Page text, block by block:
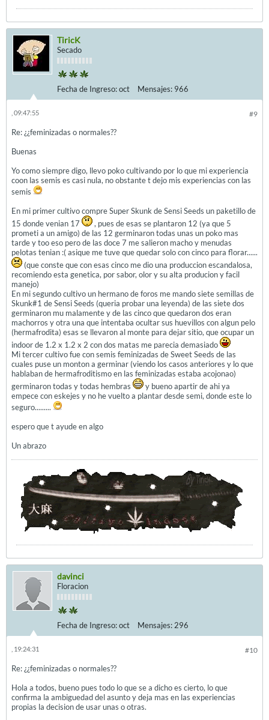
TiricK
Secado
Fecha de Ingreso:oct Mensajes: 966
#9
, 09:47:55
Re: ¿¿feminizadas o normales??
Buenas
Yo como siempre digo, llevo poko cultivando por lo que mi experiencia
coon las semis es casi nula, no obstante t dejo mis experiencias con las
semis
En mi primer cultivo compre Super Skunk de Sensi Seeds un paketillo de
15 donde venian 17
, pues de esas se plantaron 12 (ya que 5
prometi a un amigo) de las 12 germinaron todas unas un poko mas
tarde y too eso pero de las doce 7 me salieron macho y menudas
pelotas tenian :( asique me tuve que quedar solo con cinco para florar......
(que conste que con esas cinco me dio una produccion escandalosa,
recomiendo esta genetica, por sabor, olor y su alta producion y facil
manejo)
En mi segundo cultivo un hermano de foros me mando siete semillas de
Skunk#1 de Sensi Seeds (queria probar una leyenda) de las siete dos
germinaron mu malamente y de las cinco que quedaron dos eran
machorros y otra una que intentaba ocultar sus huevillos con algun pelo
(hermafrodita) esas se llevaron al monte para dejar sitio, que ocupar un
indoor de 1.2 x 1.2 x 2 con dos matas me parecia demasiado
Mi tercer cultivo fue con semis feminizadas de Sweet Seeds de las
cuales puse un monton a germinar (viendo los casos anteriores y lo que
hablaban de hermafroditismo en las feminizadas estaba acojonao)
germinaron todas y todas hembras
y bueno apartir de ahi ya
empece con eskejes y no he vuelto a plantar desde semi, donde este lo
seguro.........
espero que t ayude en algo
Un abrazo
davinci
Floracion
Fecha de Ingreso:oct Mensajes: 296
#10
, 19:24:31
Re: ¿¿feminizadas o normales??
Hola a todos, bueno pues todo lo que se a dicho es cierto, lo que
confirma la ambiguedad del asunto y deja mas en las experiencias
propias la decision de usar unas o otras.